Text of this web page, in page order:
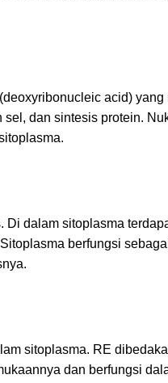
acid) yang
dan sintesis protein.
Di dalam sitoplasma
berfungsi
sitoplasma. RE
dan berfungsi